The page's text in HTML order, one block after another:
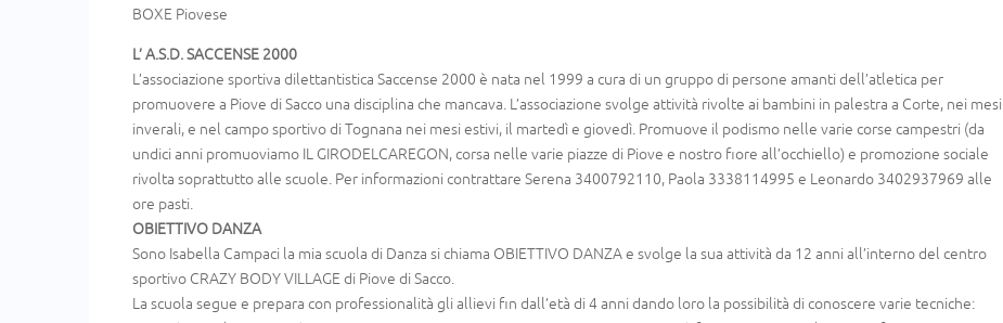
BOXE Piovese
L’ A.S.D. SACCENSE 2000
L’associazione sportiva dilettantistica Saccense 2000 è nata nel 1999 a cura di un gruppo di persone amanti dell’atletica per
promuovere a Piove di Sacco una disciplina che mancava. L’associazione svolge attività rivolte ai bambini in palestra a Corte, nei mesi
inverali, e nel campo sportivo di Tognana nei mesi estivi, il martedì e giovedì. Promuove il podismo nelle varie corse campestri (da
undici anni promuoviamo IL GIRODELCAREGON, corsa nelle varie piazze di Piove e nostro fiore all’occhiello) e promozione sociale
rivolta soprattutto alle scuole. Per informazioni contrattare Serena 3400792110, Paola 3338114995 e Leonardo 3402937969 alle
ore pasti.
OBIETTIVO DANZA
Sono Isabella Campaci la mia scuola di Danza si chiama OBIETTIVO DANZA e svolge la sua attività da 12 anni all’interno del centro
sportivo CRAZY BODY VILLAGE di Piove di Sacco.
La scuola segue e prepara con professionalità gli allievi fin dall’età di 4 anni dando loro la possibilità di conoscere varie tecniche: